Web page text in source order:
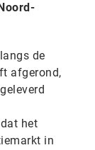
de
afgerond,
het
in